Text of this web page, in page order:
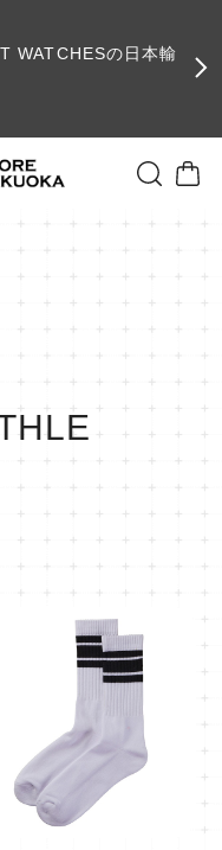
WATCHESの日本輸